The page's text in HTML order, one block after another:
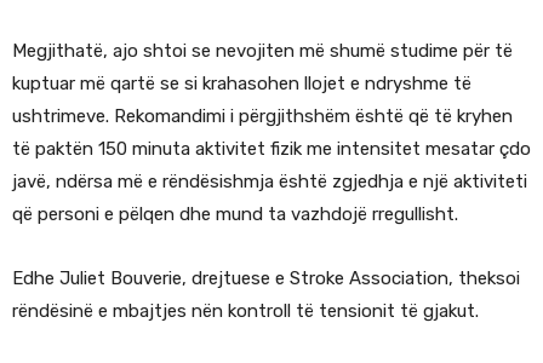
Megjithatë, ajo shtoi se nevojiten më shumë studime për të
kuptuar më qartë se si krahasohen llojet e ndryshme të
ushtrimeve. Rekomandimi i përgjithshëm është që të kryhen
të paktën 150 minuta aktivitet fizik me intensitet mesatar çdo
javë, ndërsa më e rëndësishmja është zgjedhja e një aktiviteti
që personi e pëlqen dhe mund ta vazhdojë rregullisht.
Edhe Juliet Bouverie, drejtuese e Stroke Association, theksoi
rëndësinë e mbajtjes nën kontroll të tensionit të gjakut.